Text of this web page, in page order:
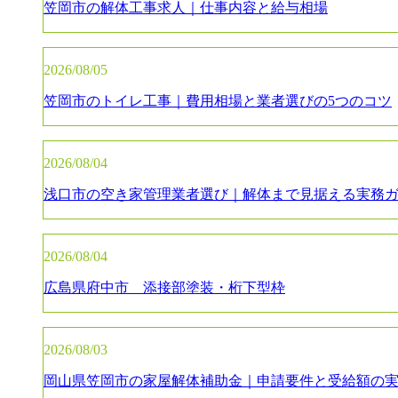
笠岡市の解体工事求人｜仕事内容と給与相場
2026/08/05
笠岡市のトイレ工事｜費用相場と業者選びの5つのコツ
2026/08/04
浅口市の空き家管理業者選び｜解体まで見据える実務
2026/08/04
広島県府中市 添接部塗装・桁下型枠
2026/08/03
岡山県笠岡市の家屋解体補助金｜申請要件と受給額の